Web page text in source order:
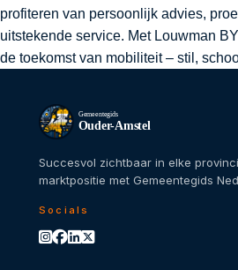
profiteren van persoonlijk advies,
uitstekende service. Met Louwman
de toekomst van mobiliteit – stil,
Gemeentegids
Ouder-Amstel
Succesvol zichtbaar in elke
marktpositie met Gemeentegids
Socials